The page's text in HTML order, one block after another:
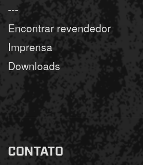
---
Encontrar revendedor
Imprensa
Downloads
CONTATO